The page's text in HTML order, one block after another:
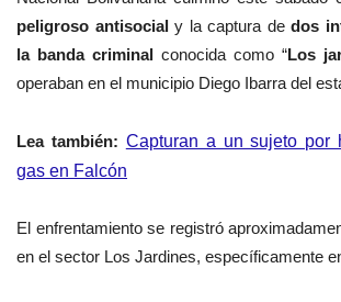
peligroso antisocialy la captura dedos
la banda criminal conocida como “Los
operaban en el municipio Diego Ibarra del
Lea también: Capturan a un sujeto por
gas en Falcón
El enfrentamiento se registró
en el sector Los Jardines, específicamente